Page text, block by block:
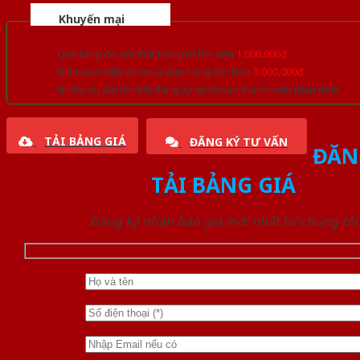
Khuyến mại
Quà tặng đồ nội thất trang trí lên đến 1.000.000đ
Giảm trực tiếp khi mua đơn hàng lớn hơn 3.000.000đ
Nhiều ưu đãi lớn khi đăng ký tài khoản thành viên thân thiết
TẢI BẢNG GIÁ ĐĂNG KÝ TƯ VẤN
TẢI BẢNG GIÁ
Đăng ký nhận báo giá mới nhất từ chúng tôi